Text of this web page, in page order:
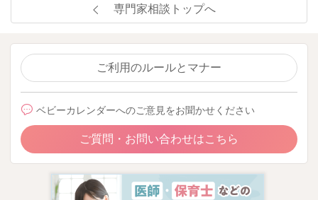
専門家相談トップへ
ご利用のルールとマナー
ベビーカレンダーへのご意見をお聞かせください
ご質問・お問い合わせはこちら